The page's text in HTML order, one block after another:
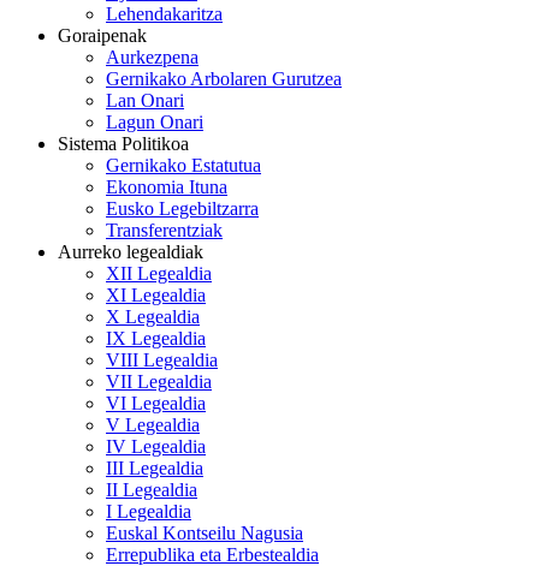
Lehendakaritza
Goraipenak
Aurkezpena
Gernikako Arbolaren Gurutzea
Lan Onari
Lagun Onari
Sistema Politikoa
Gernikako Estatutua
Ekonomia Ituna
Eusko Legebiltzarra
Transferentziak
Aurreko legealdiak
XII Legealdia
XI Legealdia
X Legealdia
IX Legealdia
VIII Legealdia
VII Legealdia
VI Legealdia
V Legealdia
IV Legealdia
III Legealdia
II Legealdia
I Legealdia
Euskal Kontseilu Nagusia
Errepublika eta Erbestealdia